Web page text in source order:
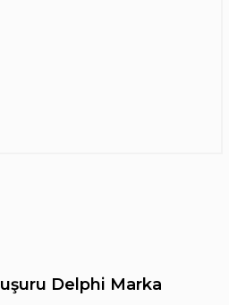
Delphi Marka